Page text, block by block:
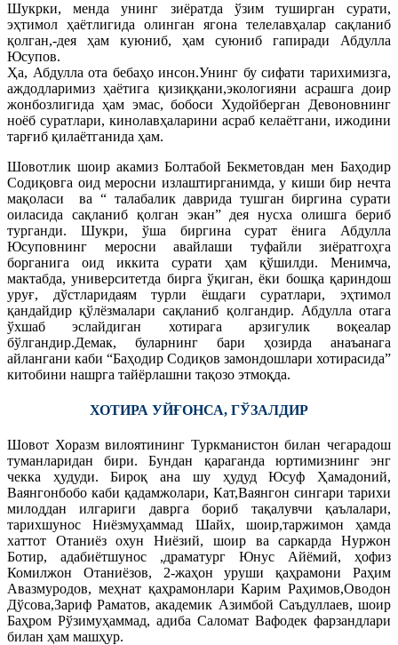
Шукрки, менда унинг зиёратда ўзим туширган сурати,
эҳтимол ҳаётлигида олинган ягона телелавҳалар сақланиб
қолган,-дея ҳам куюниб, ҳам суюниб гапиради Абдулла
Юсупов.
Ҳа, Абдулла ота бебаҳо инсон.Унинг бу сифати тарихимизга,
аждодларимиз ҳаётига қизиққани,экологияни асрашга доир
жонбозлигида ҳам эмас, бобоси Худойберган Девоновнинг
ноёб суратлари, кинолавҳаларини асраб келаётгани, ижодини
тарғиб қилаётганида ҳам.
Шовотлик шоир акамиз Болтабой Бекметовдан мен Баҳодир
Содиқовга оид меросни излаштирганимда, у киши бир нечта
мақоласи ва “ талабалик даврида тушган биргина сурати
оиласида сақланиб қолган экан” дея нусха олишга бериб
турганди. Шукри, ўша биргина сурат ёнига Абдулла
Юсуповнинг меросни авайлаши туфайли зиёратгоҳга
борганига оид иккита сурати ҳам қўшилди. Менимча,
мактабда, университетда бирга ўқиган, ёки бошқа қариндош
уруғ, дўстларидаям турли ёшдаги суратлари, эҳтимол
қандайдир қўлёзмалари сақланиб қолгандир. Абдулла отага
ўхшаб эслайдиган хотирага арзигулик воқеалар
бўлгандир.Демак, буларнинг бари ҳозирда анаъанага
айлангани каби “Баҳодир Содиқов замондошлари хотирасида”
китобини нашрга тайёрлашни тақозо этмоқда.
ХОТИРА УЙҒОНСА, ГЎЗАЛДИР
Шовот Хоразм вилоятининг Туркманистон билан чегарадош
туманларидан бири. Бундан қараганда юртимизнинг энг
чекка ҳудуди. Бироқ ана шу ҳудуд Юсуф Ҳамадоний,
Ваянгонбобо каби қадамжолари, Кат,Ваянгон сингари тарихи
милоддан илгариги даврга бориб тақалувчи қаълалари,
тарихшунос Ниёзмуҳаммад Шайх, шоир,таржимон ҳамда
хаттот Отаниёз охун Ниёзий, шоир ва саркарда Нуржон
Ботир, адабиётшунос ,драматург Юнус Айёмий, ҳофиз
Комилжон Отаниёзов, 2-жаҳон уруши қаҳрамони Раҳим
Авазмуродов, меҳнат қаҳрамонлари Карим Раҳимов,Оводон
Дўсова,Зариф Раматов, академик Азимбой Саъдуллаев, шоир
Баҳром Рўзимуҳаммад, адиба Саломат Вафодек фарзандлари
билан ҳам машҳур.